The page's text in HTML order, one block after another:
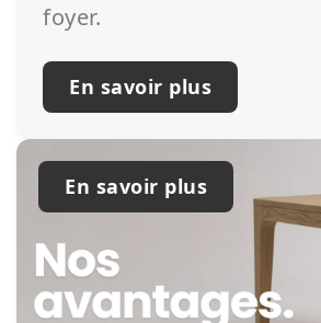
foyer.
En savoir plus
En savoir plus